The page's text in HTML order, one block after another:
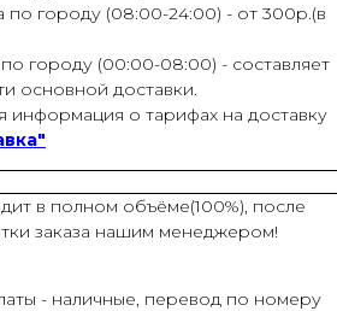
по городу (08:00-24:00) - от 300р.(в
городу (00:00-08:00) - составляет
основной доставки.
информация о тарифах на доставку
в полном объёме(100%), после
заказа нашим менеджером!
- наличные, перевод по номеру